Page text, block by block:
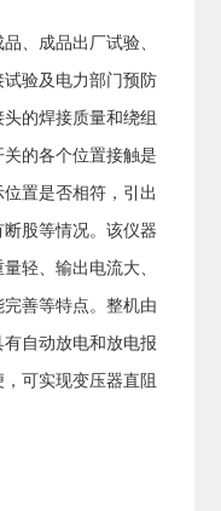
、成品出厂试验、
验及电力部门预防
的焊接质量和绕组
的各个位置接触是
置是否相符，引出
股等情况。该仪器
轻、输出电流大、
善等特点。整机由
自动放电和放电报
可实现变压器直阻